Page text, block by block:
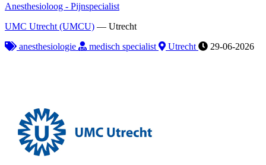
Anesthesioloog - Pijnspecialist
UMC Utrecht (UMCU) — Utrecht
anesthesiologie
medisch specialist Utrecht 29-06-2026